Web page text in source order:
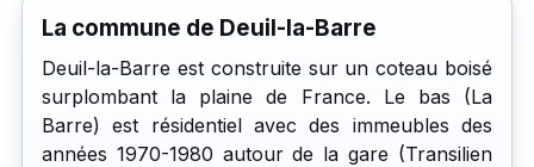
La commune de Deuil-la-Barre
Deuil-la-Barre est construite sur un coteau boisé
surplombant la plaine de France. Le bas (La
Barre) est résidentiel avec des immeubles des
années 1970-1980 autour de la gare (Transilien